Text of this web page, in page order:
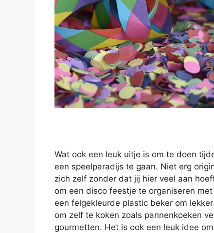
Wat ook een leuk uitje is om te doen
een speelparadijs te gaan. Niet erg
zich zelf zonder dat jij hier veel aan
om een disco feestje te organiseren
een felgekleurde plastic beker om
om zelf te koken zoals pannenkoeken
gourmetten. Het is ook een leuk idee